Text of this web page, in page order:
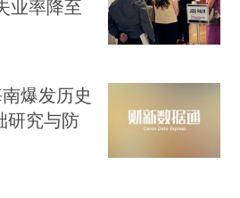
业率降至
爆发历史
研究与防